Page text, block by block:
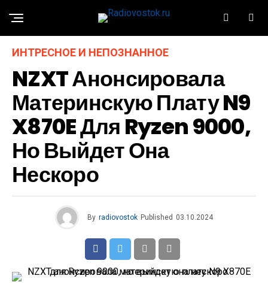
ИНТРЕСНОЕ И НЕПОЗНАННОЕ
NZXT Анонсировала
Материнскую Плату N9
X870E Для Ryzen 9000,
Но Выйдет Она
Нескоро
By radiovostok Published 03.10.2024